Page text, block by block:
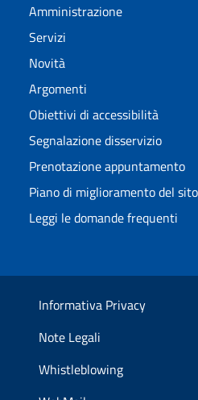
Amministrazione
Servizi
Novità
Argomenti
Obiettivi di accessibilità
Segnalazione disservizio
Prenotazione appuntamento
Piano di miglioramento del sito
Leggi le domande frequenti
Informativa Privacy
Note Legali
Whistleblowing